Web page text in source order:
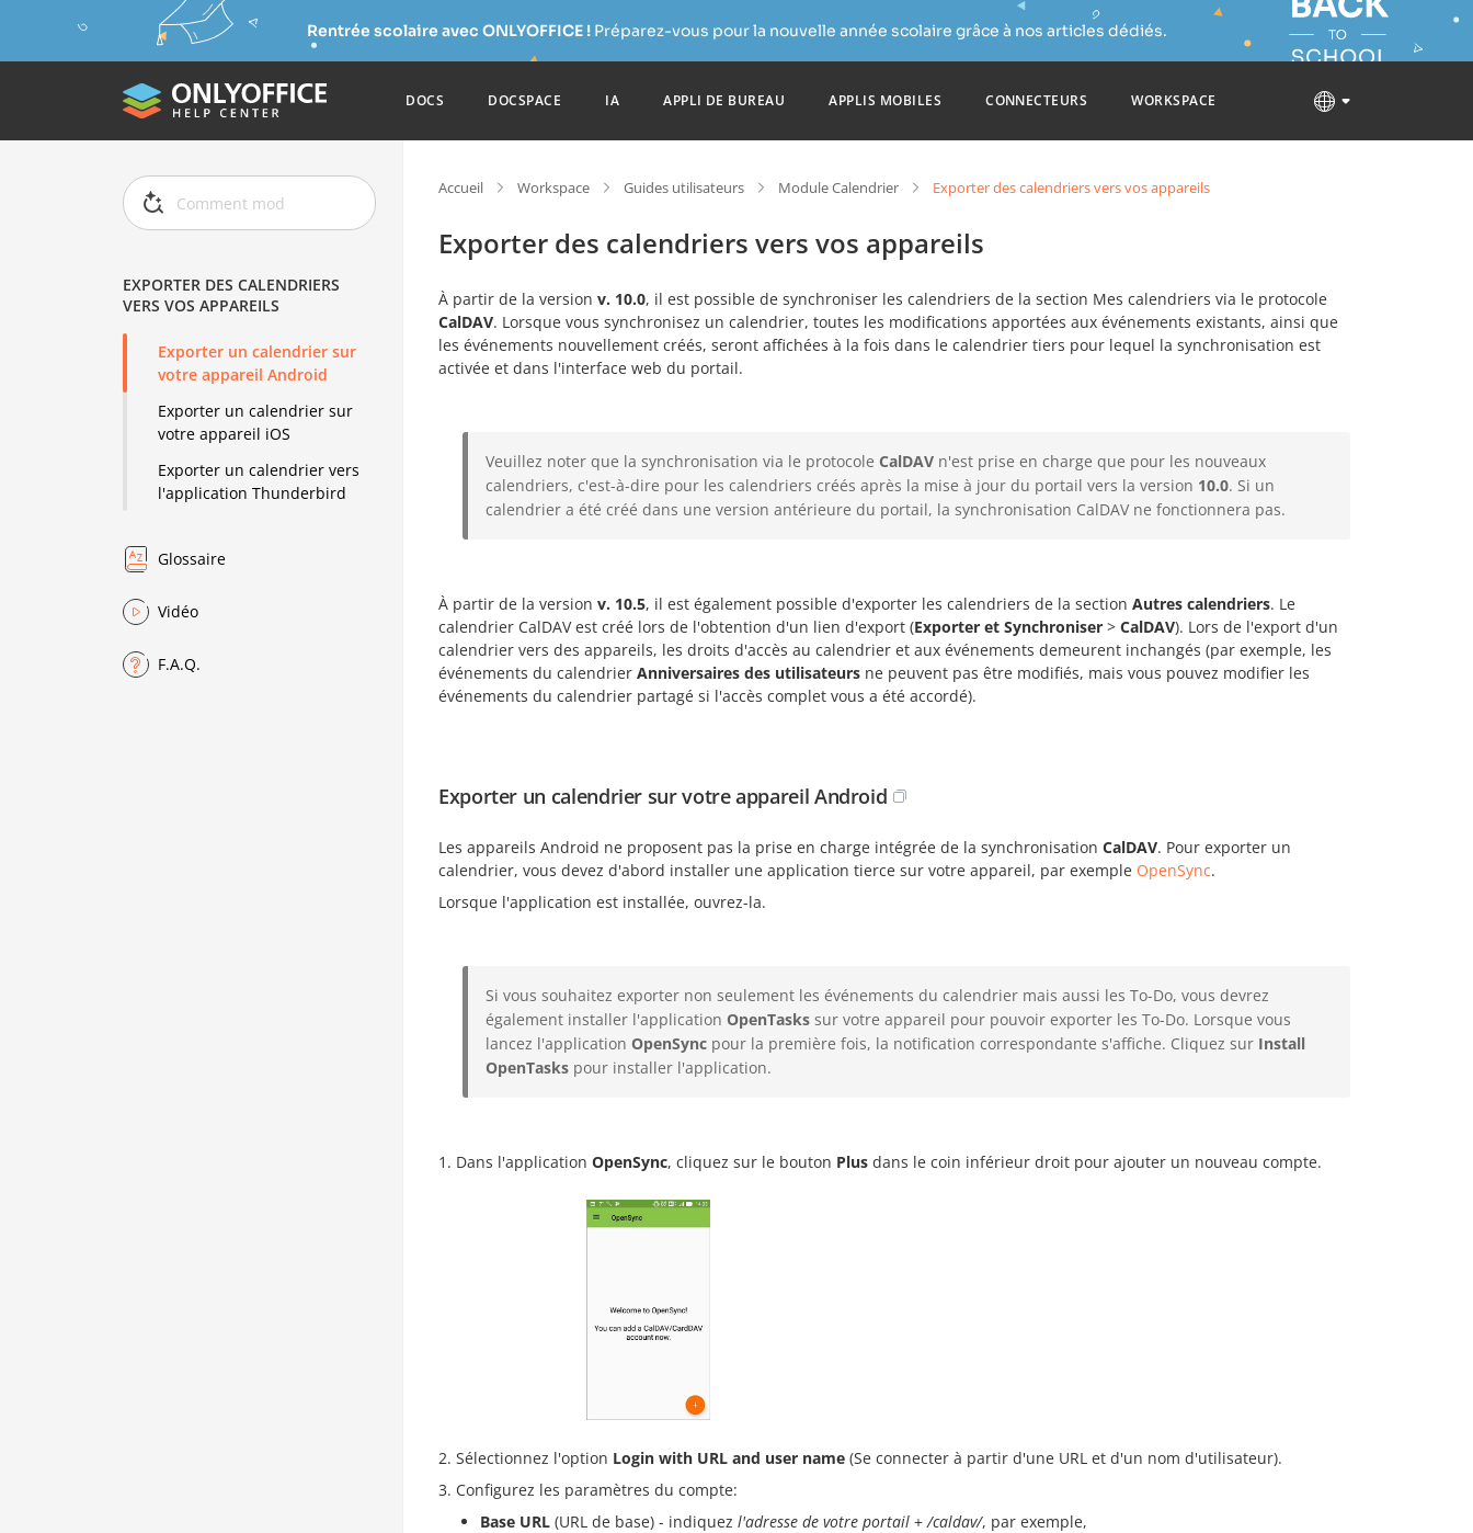
Rentrée scolaire avec ONLYOFFICE !Préparez-vous pour la nouvelle année scolaire grâce à nos articles dédiés.
DOCS DOCSPACE IA APPLI DE BUREAU APPLIS MOBILES CONNECTEURS WORKSPACE
EXPORTER DES CALENDRIERS
VERS VOS APPAREILS
Exporter un calendrier sur
votre appareil Android
Exporter un calendrier sur
votre appareil iOS
Exporter un calendrier vers
l'application Thunderbird
Glossaire
Vidéo
F.A.Q.
Accueil Workspace Guides utilisateurs Module Calendrier Exporter des calendriers vers vos appareils
Exporter des calendriers vers vos appareils
À partir de la version v. 10.0, il est possible de synchroniser les calendriers de la section Mes calendriers via le protocole
CalDAV. Lorsque vous synchronisez un calendrier, toutes les modifications apportées aux événements existants, ainsi que
les événements nouvellement créés, seront affichées à la fois dans le calendrier tiers pour lequel la synchronisation est
activée et dans l'interface web du portail.
Veuillez noter que la synchronisation via le protocole CalDAV n'est prise en charge que pour les nouveaux
calendriers, c'est-à-dire pour les calendriers créés après la mise à jour du portail vers la version 10.0. Si un
calendrier a été créé dans une version antérieure du portail, la synchronisation CalDAV ne fonctionnera pas.
À partir de la version v. 10.5, il est également possible d'exporter les calendriers de la section Autres calendriers. Le
calendrier CalDAV est créé lors de l'obtention d'un lien d'export (Exporter et Synchroniser > CalDAV). Lors de l'export d'un
calendrier vers des appareils, les droits d'accès au calendrier et aux événements demeurent inchangés (par exemple, les
événements du calendrier Anniversaires des utilisateurs ne peuvent pas être modifiés, mais vous pouvez modifier les
événements du calendrier partagé si l'accès complet vous a été accordé).
Exporter un calendrier sur votre appareil Android
Les appareils Android ne proposent pas la prise en charge intégrée de la synchronisation CalDAV. Pour exporter un
calendrier, vous devez d'abord installer une application tierce sur votre appareil, par exemple OpenSync.
Lorsque l'application est installée, ouvrez-la.
Si vous souhaitez exporter non seulement les événements du calendrier mais aussi les To-Do, vous devrez
également installer l'application OpenTasks sur votre appareil pour pouvoir exporter les To-Do. Lorsque vous
lancez l'application OpenSync pour la première fois, la notification correspondante s'affiche. Cliquez sur Install
OpenTasks pour installer l'application.
Dans l'application OpenSync, cliquez sur le bouton Plus dans le coin inférieur droit pour ajouter un nouveau compte.
Sélectionnez l'option Login with URL and user name (Se connecter à partir d'une URL et d'un nom d'utilisateur).
Configurez les paramètres du compte:
Base URL (URL de base) - indiquez l'adresse de votre portail +/caldav/, par exemple,